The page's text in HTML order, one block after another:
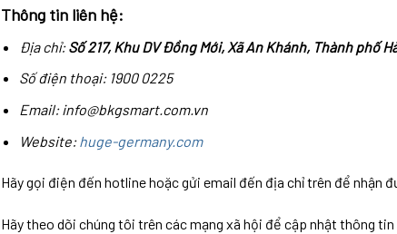
Thông tin liên hệ:
Địa chỉ:Số 217, Khu DV Đồng Mới, Xã An Khánh, Thành phố
Số điện thoại: 1900 0225
Email: info@bkgsmart.com.vn
Website: huge-germany.com
Hãy gọi điện đến hotline hoặc gửi email đến địa chỉ trên để nhận
Hãy theo dõi chúng tôi trên các mạng xã hội để cập nhật thông